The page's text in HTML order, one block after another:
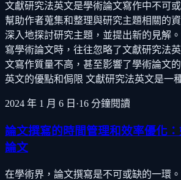
文獻研究法英文是學術論文寫作中不可
幫助作者蒐集和整理與研究主題相關的
深入地探討研究主題，並提出新的見解
寫學術論文時，往往忽略了文獻研究法
文寫作質量不高，甚至影響了學術論文
英文的優點和侷限 文獻研究法英文是一
2024 年 1 月 6 日 ·16 分鐘閱讀
論文撰寫的時間管理和效率優化
論文
在學術界，論文撰寫是不可或缺的一環